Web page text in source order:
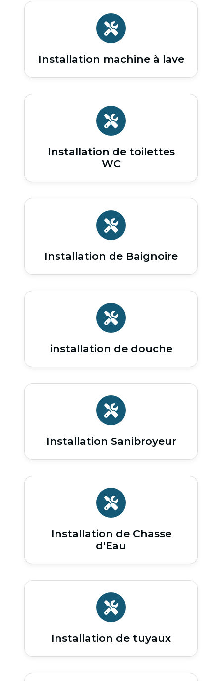
Installation machine à lave
Installation de toilettes
WC
Installation de Baignoire
installation de douche
Installation Sanibroyeur
Installation de Chasse
d'Eau
Installation de tuyaux